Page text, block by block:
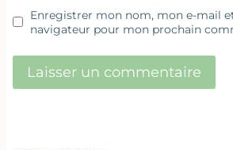
Enregistrer mon nom, mon e-mail
navigateur pour mon prochain